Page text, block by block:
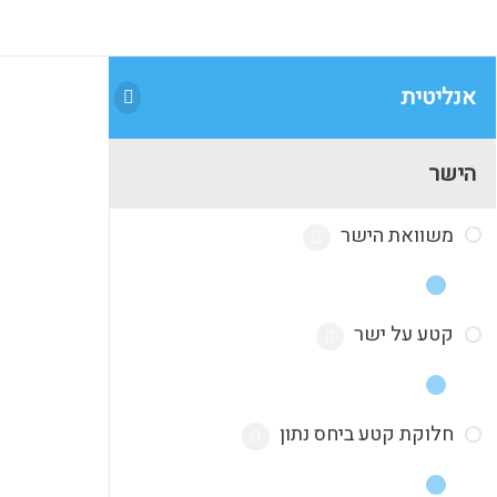
אנליטית
הישר
משוואת הישר
מערכת הצירים
חלוקת קטע ביחס נתון
קטע על ישר
הערך המוחלט‎
חלוקת קטע ביחס נתון